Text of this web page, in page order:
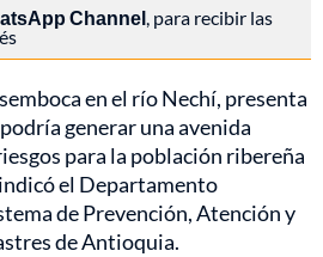
Channel, para recibir las
en el río Nechí, presenta
generar una avenida
para la población ribereña
indicó el Departamento
de Prevención, Atención y
de Antioquia.